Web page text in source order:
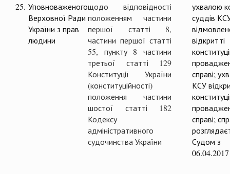
25. Уповноваженого
Верховної Ради
України з прав
людини
щодо відповідності
положенням частини
першої статті 8,
частини першої статті
55, пункту 8 частини
третьої статті 129
Конституції України
(конституційності)
положення частини
шостої статті 182
Кодексу
адміністративного
судочинства України
ухвалою
суддів
відкритті
справі;
КСУ
справі;
Судом з
06.04.2017